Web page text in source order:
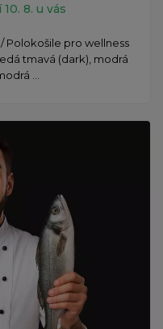
8. u vás
Polokošile pro wellness
tmavá (dark), modrá
...